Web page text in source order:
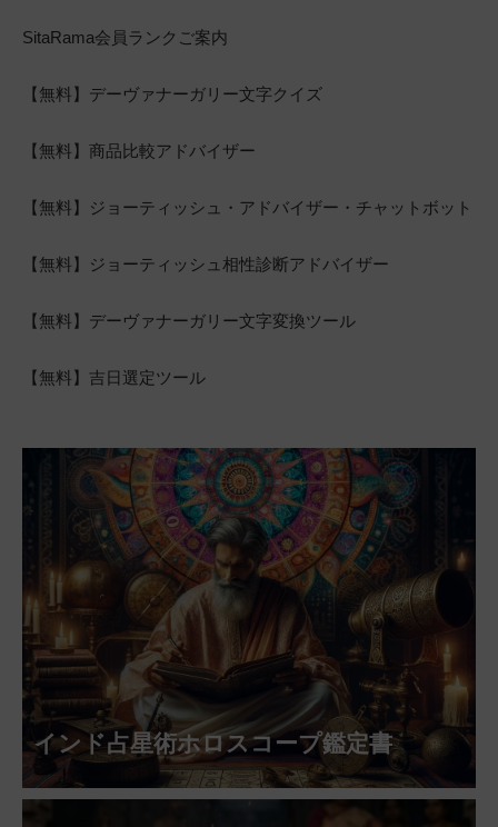
SitaRama会員ランクご案内
【無料】デーヴァナーガリー文字クイズ
【無料】商品比較アドバイザー
【無料】ジョーティッシュ・アドバイザー・チャットボット
【無料】ジョーティッシュ相性診断アドバイザー
【無料】デーヴァナーガリー文字変換ツール
【無料】吉日選定ツール
インド占星術ホロスコープ鑑定書